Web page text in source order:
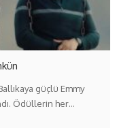
güçlü Emmy
Ödüllerin her…